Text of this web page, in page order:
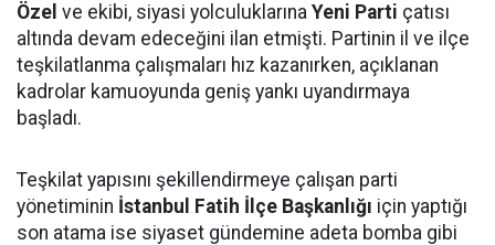
Özel ve ekibi, siyasi yolculuklarına Yeni Parti çatısı
altında devam edeceğini ilan etmişti. Partinin il ve ilçe
teşkilatlanma çalışmaları hız kazanırken, açıklanan
kadrolar kamuoyunda geniş yankı uyandırmaya
başladı.
Teşkilat yapısını şekillendirmeye çalışan parti
yönetiminin İstanbul Fatih İlçe Başkanlığı için yaptığı
son atama ise siyaset gündemine adeta bomba gibi